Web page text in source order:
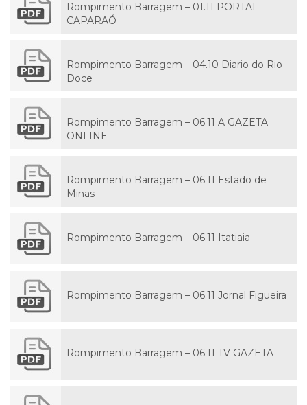
Rompimento Barragem – 01.11 PORTAL
CAPARAÓ
Rompimento Barragem – 04.10 Diario do Rio
Doce
Rompimento Barragem – 06.11 A GAZETA
ONLINE
Rompimento Barragem – 06.11 Estado de
Minas
Rompimento Barragem – 06.11 Itatiaia
Rompimento Barragem – 06.11 Jornal Figueira
Rompimento Barragem – 06.11 TV GAZETA